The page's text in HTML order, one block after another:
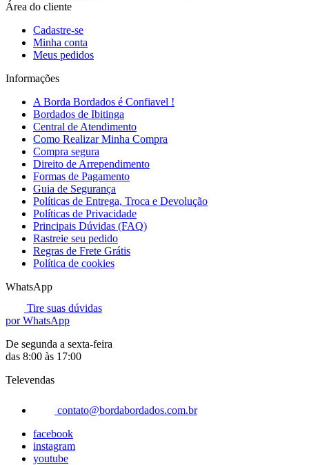
Área do cliente
Cadastre-se
Minha conta
Meus pedidos
Informações
A Borda Bordados é Confiavel !
Bordados de Ibitinga
Central de Atendimento
Como Realizar Minha Compra
Compra segura
Direito de Arrependimento
Formas de Pagamento
Guia de Segurança
Políticas de Entrega, Troca e Devolução
Políticas de Privacidade
Principais Dúvidas (FAQ)
Rastreie seu pedido
Regras de Frete Grátis
Política de cookies
WhatsApp
Tire suas dúvidas
por WhatsApp
De segunda a sexta-feira
das 8:00 às 17:00
Televendas
contato@bordabordados.com.br
facebook
instagram
youtube